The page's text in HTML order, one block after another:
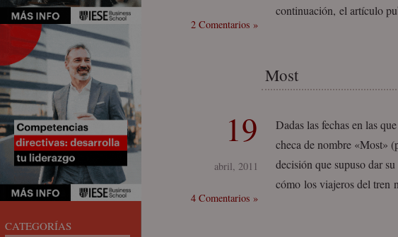
2 Comentarios »
continuación, el artículo
Most
19
abril, 2011
4 Comentarios »
Dadas las fechas en las
checa de nombre «Most»
decisión que supuso dar
cómo los viajeros del
CATEGORÍAS